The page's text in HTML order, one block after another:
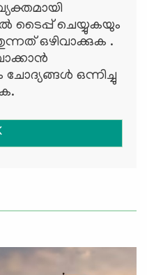
ടൈപ്പ് ചെയ്യുകയും
ഒഴിവാക്കുക .
ചോദ്യങ്ങള്‍ ഒന്നിച്ചു